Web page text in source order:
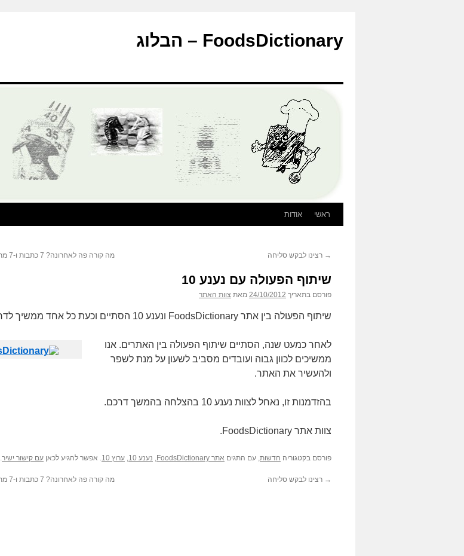
FoodsDictionary – הבלוג
ראשי אודות
→ רצינו לבקש סליחה מה קורה פה לאחרונה? 7 כתבות ו-7 מתכונים מובילים
שיתוף הפעולה עם נענע 10
פורסם בתאריך 24/10/2012 מאת צוות האתר
שיתוף הפעולה בין אתר FoodsDictionary ונענע 10 הסתיים וכעת כל אחד ממשיך לדרכו
לאחר כמעט שנה, הסתיים שיתוף הפעולה בין האתרים. אנו
ממשיכים לכוון גבוה ועובדים מסביב לשעון על מנת לשפר
ולהעשיר את האתר.
בהזדמנות זו, נאחל לצוות נענע 10 בהצלחה בהמשך דרכם.
צוות אתר FoodsDictionary.
פורסם בקטגוריה חדשות, עם התגים אתר FoodsDictionary , נענע 10 , ערוץ 10 . אפשר להגיע לכאן עם קישור ישיר.
→ רצינו לבקש סליחה מה קורה פה לאחרונה? 7 כתבות ו-7 מתכונים מובילים